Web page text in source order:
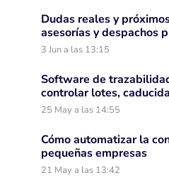
Dudas reales y
asesorías y despachos
3 Jun a las 13:15
Software de
controlar lotes,
25 May a las 14:55
Cómo automatizar la
pequeñas empresas
21 May a las 13:42